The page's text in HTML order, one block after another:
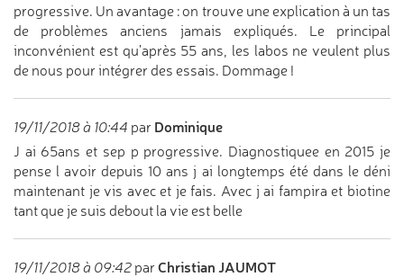
progressive. Un avantage : on trouve une explication à un tas
de problèmes anciens jamais expliqués. Le principal
inconvénient est qu'après 55 ans, les labos ne veulent plus
de nous pour intégrer des essais. Dommage !
19/11/2018 à 10:44 par Dominique
J ai 65ans et sep p progressive. Diagnostiquee en 2015 je
pense l avoir depuis 10 ans j ai longtemps été dans le déni
maintenant je vis avec et je fais. Avec j ai fampira et biotine
tant que je suis debout la vie est belle
19/11/2018 à 09:42 par Christian JAUMOT